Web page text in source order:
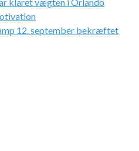
12. september bekræftet